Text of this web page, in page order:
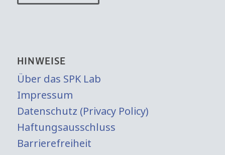
HINWEISE
Über das SPK Lab
Impressum
Datenschutz (Privacy Policy)
Haftungsausschluss
Barrierefreiheit